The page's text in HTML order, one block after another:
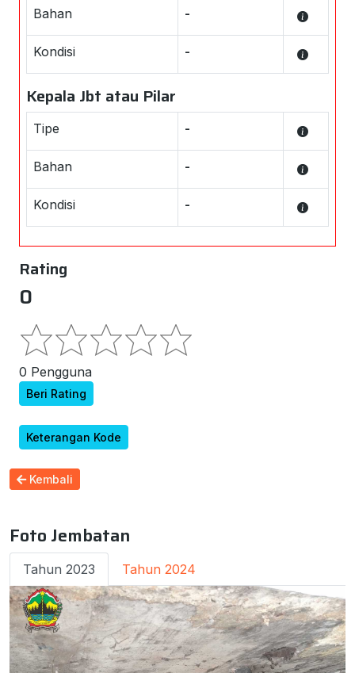
Bahan -
Kondisi -
Kepala Jbt atau Pilar
Tipe -
Bahan -
Kondisi -
Rating
0
0 Pengguna
Beri Rating
Keterangan Kode
Kembali
Foto Jembatan
Tahun 2023 Tahun 2024